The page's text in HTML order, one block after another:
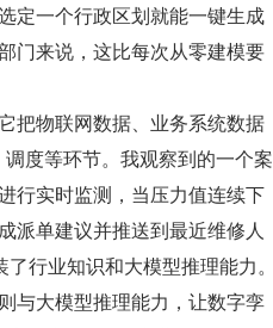
定一个行政区划就能一键生成
门来说，这比每次从零建模要
把物联网数据、业务系统数据
度等环节。我观察到的一个案
行实时监测，当压力值连续下
派单建议并推送到最近维修人
行业知识和大模型推理能力。
与大模型推理能力，让数字孪